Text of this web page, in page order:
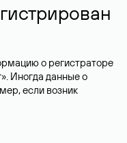
о регистраторе
Иногда данные о
если возник